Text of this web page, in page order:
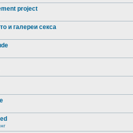
project
и галереи секса